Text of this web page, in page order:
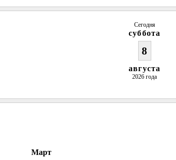
Сегодня
суббота
8
августа
2026 года
Март